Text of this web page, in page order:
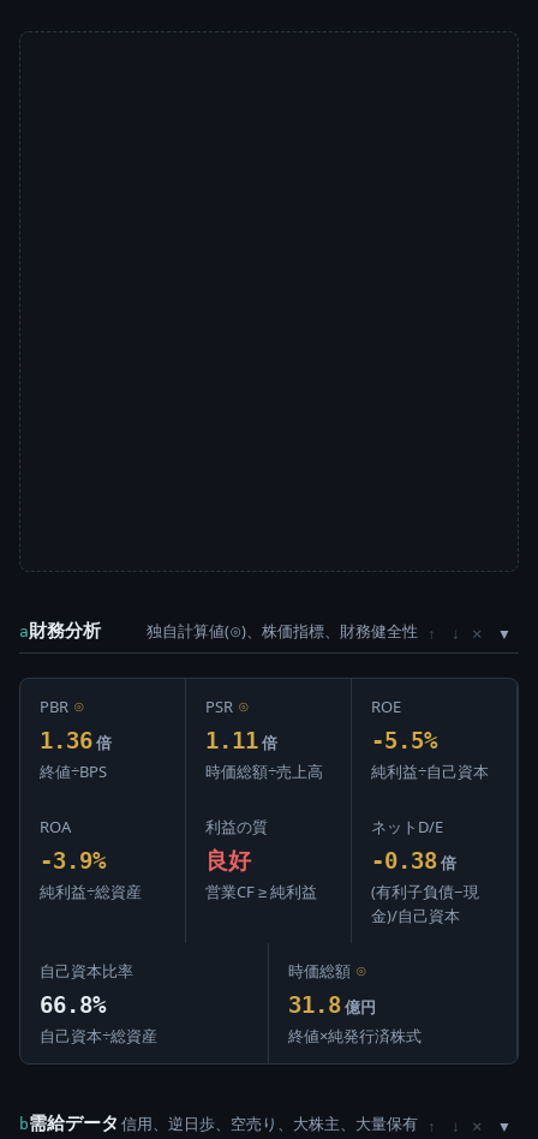
a財務分析 独自計算値(⊙)、株価指標、財務健全性 ↑ ↓ ×
PBR ⊙
1.36 倍
終値÷BPS
PSR ⊙
1.11 倍
時価総額÷売上高
ROE
-5.5%
純利益÷自己資本
ROA
-3.9%
純利益÷総資産
利益の質
良好
営業CF ≥ 純利益
ネットD/E
-0.38 倍
(有利子負債−現
金)/自己資本
自己資本比率
66.8%
自己資本÷総資産
時価総額 ⊙
31.8 億円
終値×純発行済株式
b需給データ 信用、逆日歩、空売り、大株主、大量保有 ↑ ↓ ×